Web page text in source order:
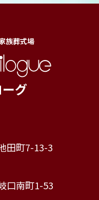
族葬式場
グ
田町7-13-3
口南町1-53